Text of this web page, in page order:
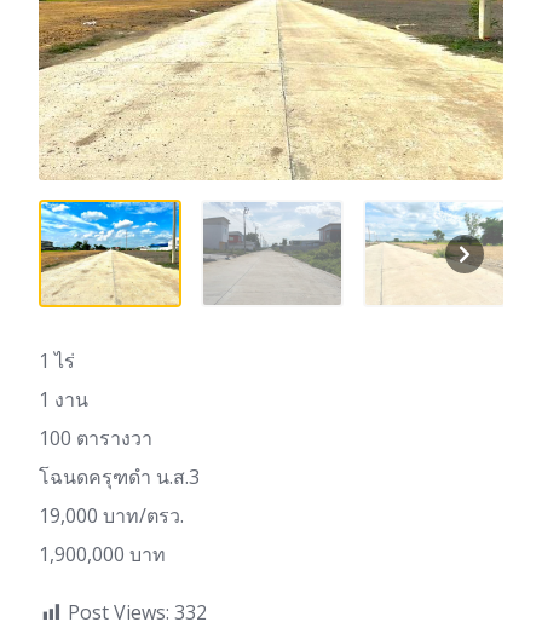
1 ไร่
1 งาน
100 ตารางวา
โฉนดครุฑดำ น.ส.3
19,000 บาท/ตรว.
1,900,000 บาท
Post Views: 332